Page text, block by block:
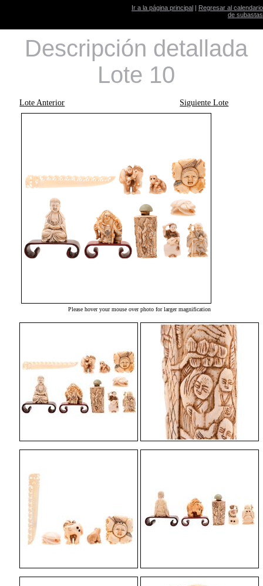
Ir a la página principal | Regresar al calendario
de subastas
Descripción detallada
Lote 10
Lote Anterior Siguiente Lote
Please hover your mouse over photo for larger magnification